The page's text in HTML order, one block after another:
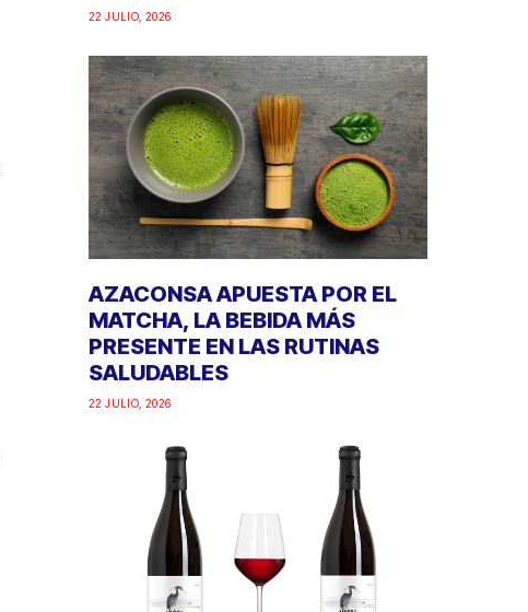
22 JULIO, 2026
AZACONSA APUESTA POR EL
MATCHA, LA BEBIDA MÁS
PRESENTE EN LAS RUTINAS
SALUDABLES
22 JULIO, 2026